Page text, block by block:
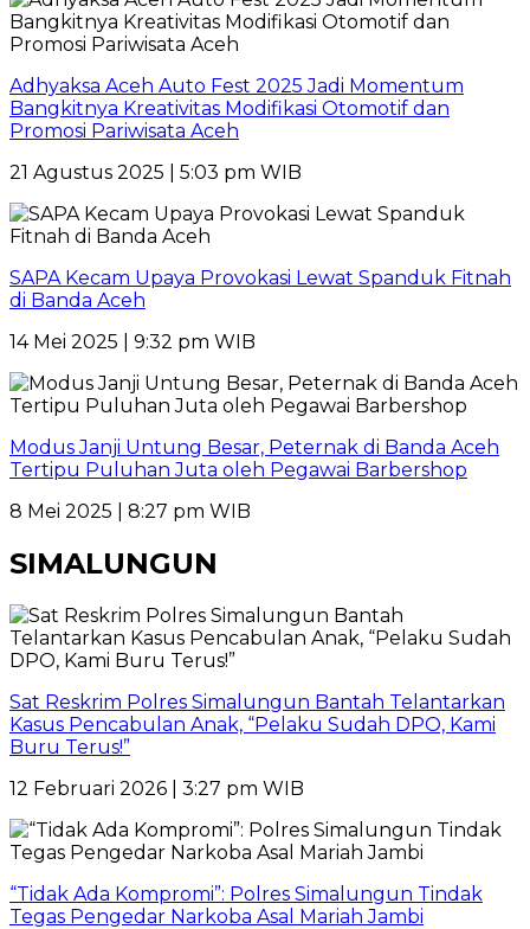
Adhyaksa Aceh Auto Fest 2025 Jadi Momentum
Bangkitnya Kreativitas Modifikasi Otomotif dan
Promosi Pariwisata Aceh
21 Agustus 2025 | 5:03 pm WIB
SAPA Kecam Upaya Provokasi Lewat Spanduk Fitnah
di Banda Aceh
14 Mei 2025 | 9:32 pm WIB
Modus Janji Untung Besar, Peternak di Banda Aceh
Tertipu Puluhan Juta oleh Pegawai Barbershop
8 Mei 2025 | 8:27 pm WIB
SIMALUNGUN
Sat Reskrim Polres Simalungun Bantah Telantarkan
Kasus Pencabulan Anak, “Pelaku Sudah DPO, Kami
Buru Terus!”
12 Februari 2026 | 3:27 pm WIB
“Tidak Ada Kompromi”: Polres Simalungun Tindak
Tegas Pengedar Narkoba Asal Mariah Jambi